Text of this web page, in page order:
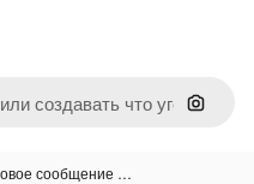
Поиск
сообщение …